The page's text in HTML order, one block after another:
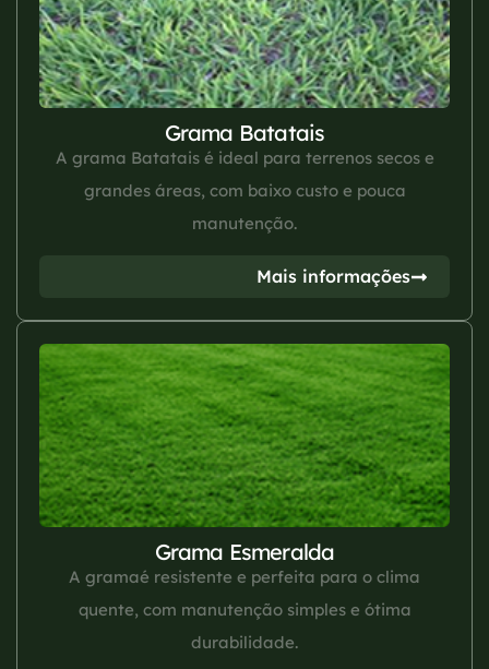
Grama Batatais
A grama Batatais é ideal para terrenos secos e
grandes áreas, com baixo custo e pouca
manutenção.
Mais informações
Grama Esmeralda
A gramaé resistente e perfeita para o clima
quente, com manutenção simples e ótima
durabilidade.